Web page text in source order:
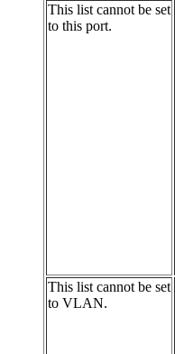
This list cannot be set
to this port.
This list cannot be set
to VLAN.